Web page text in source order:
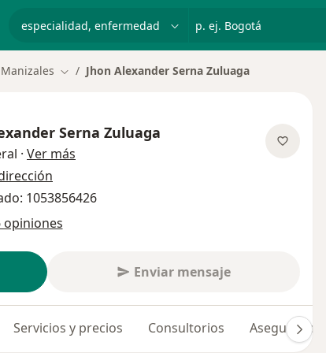
p. ej. Bogotá
Manizales Cambiar de ciudad
Jhon Alexander Serna Zuluaga
Serna Zuluaga
· Ver más
1053856426
opiniones
Enviar mensaje
Servicios y precios Consultorios Aseguradoras